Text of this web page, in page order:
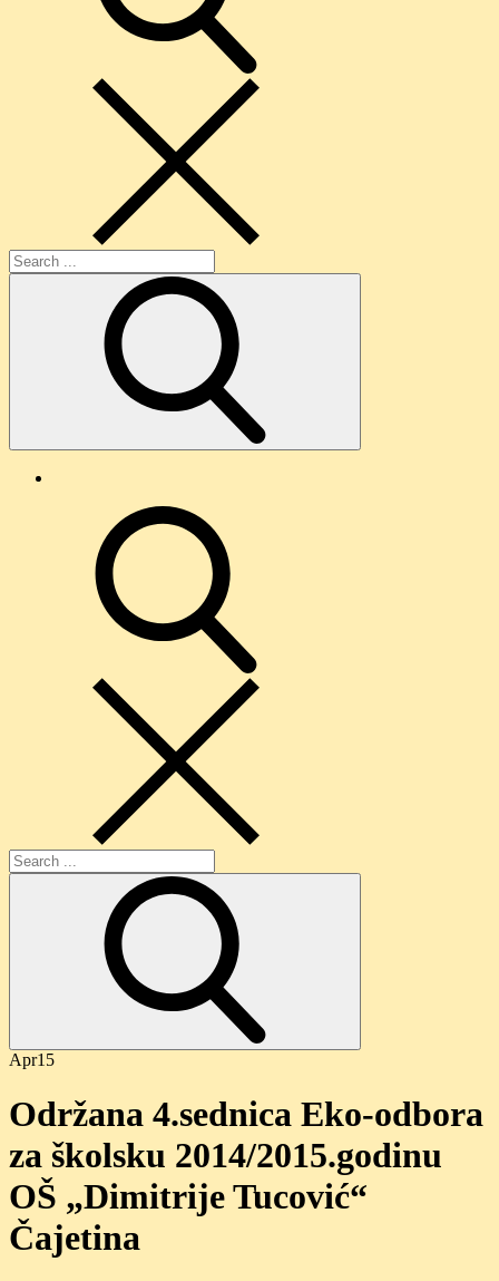
Search
for:
Search
for:
Apr15
Održana 4.sednica Eko-odbora
za školsku 2014/2015.godinu
OŠ „Dimitrije Tucović“
Čajetina